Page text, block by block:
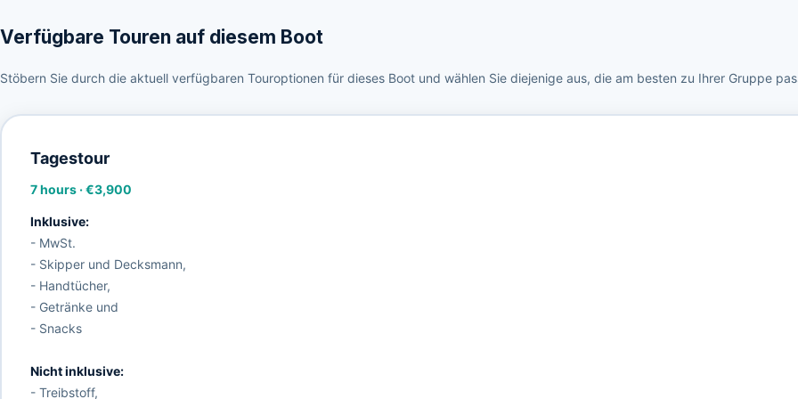
Verfügbare Touren auf diesem Boot
Stöbern Sie durch die aktuell verfügbaren Touroptionen für dieses Boot und wählen Sie diejenige aus, die am besten zu Ihrer Gruppe
Tagestour
7 hours·€3,900
Inklusive:
- MwSt.
- Skipper und Decksmann,
- Handtücher,
- Getränke und
- Snacks
Nicht inklusive:
- Treibstoff,